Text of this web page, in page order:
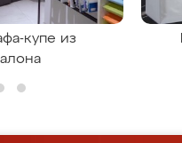
купе из